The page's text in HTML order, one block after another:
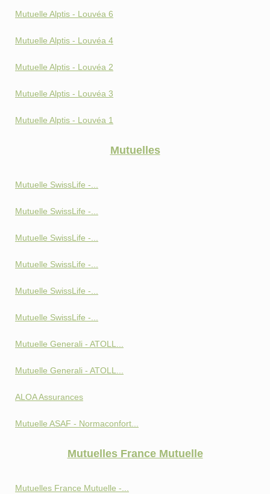
Mutuelle Alptis - Louvéa 6
Mutuelle Alptis - Louvéa 4
Mutuelle Alptis - Louvéa 2
Mutuelle Alptis - Louvéa 3
Mutuelle Alptis - Louvéa 1
Mutuelles
Mutuelle SwissLife -...
Mutuelle SwissLife -...
Mutuelle SwissLife -...
Mutuelle SwissLife -...
Mutuelle SwissLife -...
Mutuelle SwissLife -...
Mutuelle Generali - ATOLL...
Mutuelle Generali - ATOLL...
ALOA Assurances
Mutuelle ASAF - Normaconfort...
Mutuelles France Mutuelle
Mutuelles France Mutuelle -...